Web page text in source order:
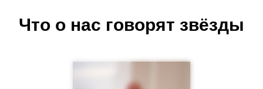
Что о нас говорят звёзды